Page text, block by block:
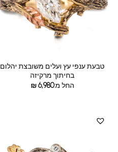
טבעת ענפי עץ ועלים משובצת יהלום
בחיתוך מרקיזה
החל מ:
₪6,980